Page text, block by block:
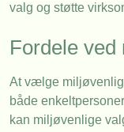
valg og støtte
Fordele
At vælge
både
kan miljøvenlige